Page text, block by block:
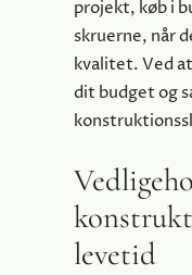
projekt, køb i
skruerne, når
kvalitet. Ved
dit budget og
levetid